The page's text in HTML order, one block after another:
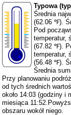
Typowa
Średnia
(62.06 ℉).
Pod
temperatur,
(67.82 ℉).
temperatur,
(56.48 ℉).
Średnia
Przy planowaniu
od tych średnich
około 14:03 (godziny i
miesiąca
obszaru wokół niego.